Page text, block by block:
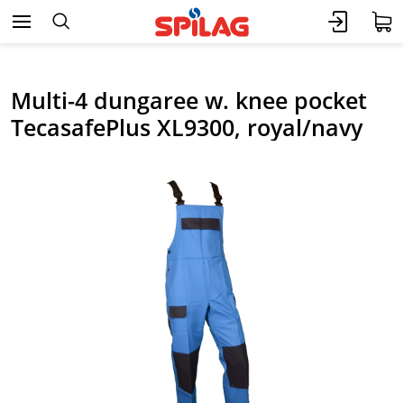
Multi-4 dungaree w. knee pocket
TecasafePlus XL9300, royal/navy